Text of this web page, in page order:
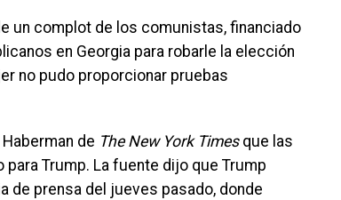
un complot de los comunistas, financiado
en Georgia para robarle la elección
no pudo proporcionar pruebas
de The New York Timesque las
Trump. La fuente dijo que Trump
de prensa del jueves pasado, donde